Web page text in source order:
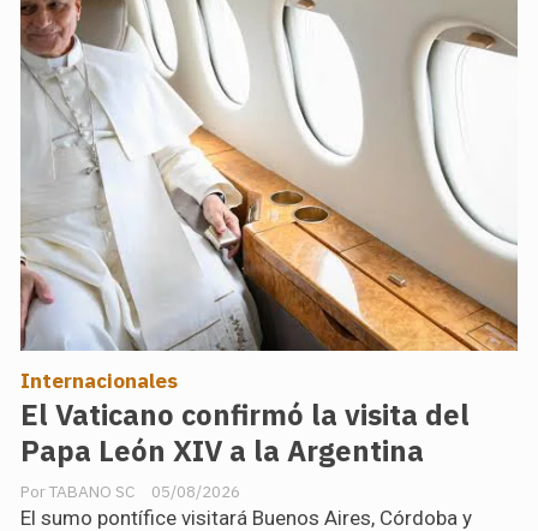
El Vaticano confirmó la visita del
Papa León XIV a la Argentina
TABANO SC
Internacionales
05/08/2026
El sumo pontífice visitará Buenos Aires, Córdoba y